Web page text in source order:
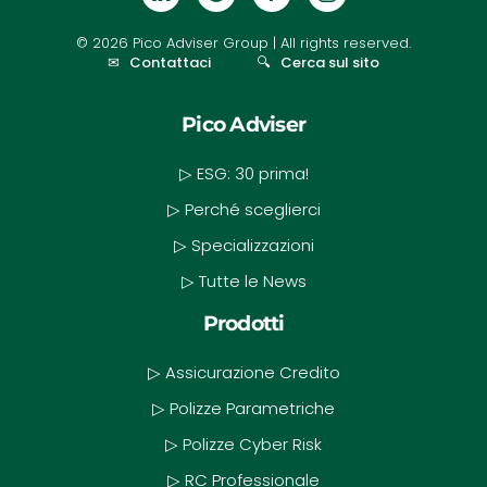
© 2026 Pico Adviser Group | All rights reserved.
✉ Contattaci 🔍 Cerca sul sito
Pico Adviser
▷ ESG: 30 prima!
▷ Perché sceglierci
▷ Specializzazioni
▷ Tutte le News
Prodotti
▷ Assicurazione Credito
▷ Polizze Parametriche
▷ Polizze Cyber Risk
▷ RC Professionale